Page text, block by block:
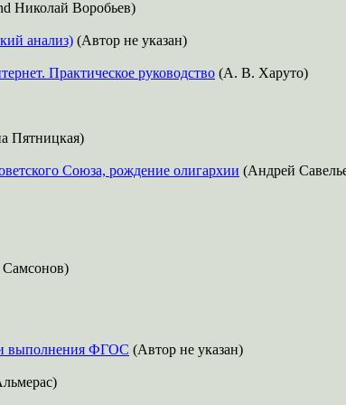
Николай Воробьев)
анализ) (Автор не указан)
Практическое руководство (А. В. Харуто)
Пятницкая)
Союза, рождение олигархии (Андрей
и выполнения ФГОС (Автор не указан)